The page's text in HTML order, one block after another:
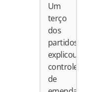
Um
terço
dos
partidos
explicou
controle
de